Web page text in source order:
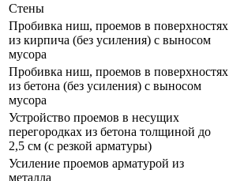
Стены
Пробивка ниш, проемов в поверхностях
из кирпича (без усиления) с выносом
мусора
Пробивка ниш, проемов в поверхностях
из бетона (без усиления) с выносом
мусора
Устройство проемов в несущих
перегородках из бетона толщиной до
2,5 см (с резкой арматуры)
Усиление проемов арматурой из
металла